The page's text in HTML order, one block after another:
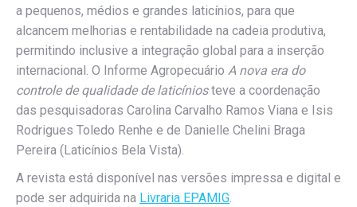
a pequenos, médios e grandes laticínios, para que
alcancem melhorias e rentabilidade na cadeia produtiva,
permitindo inclusive a integração global para a inserção
internacional. O Informe Agropecuário A nova era do
controle de qualidade de laticíniosteve a coordenação
das pesquisadoras Carolina Carvalho Ramos Viana e Isis
Rodrigues Toledo Renhe e de Danielle Chelini Braga
Pereira (Laticínios Bela Vista).
A revista está disponível nas versões impressa e digital e
pode ser adquirida na Livraria EPAMIG.